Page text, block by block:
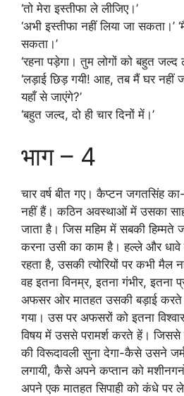
‘तो मेरा इस्तीफा ले लीजिए।’
‘अभी इस्तीफा नहीं लिया जा सकता।’
सकता।’
‘रहना पड़ेगा। तुम लोगों को बहुत जल्द
‘लड़ाई छिड़ गयी! आह, तब मैं घर
यहाँ से जाएंगे?’
‘बहुत जल्द, दो ही चार दिनों में।’
भाग – 4
चार वर्ष बीत गए। कैप्टन जगतसिंह
नहीं हैं। कठिन अवस्थाओं में उसका
जाता है। जिस महिम में सबकी हिम्मते
करना उसी का काम है। हल्ले और
रहता है, उसकी त्योरियों पर कभी मैल
वह इतना विनम्र, इतना गंभीर, इतना
अफसर ओर मातहत उसकी बड़ाई करते
गया। उस पर अफसरों को इतना
विषय में उससे परामर्श करते हें। जिससे
की विरूदावली सुना देगा-कैसे उसने
लगायी, कैसे अपने कप्तान को
अपने एक मातहत सिपाही को कंधे पर